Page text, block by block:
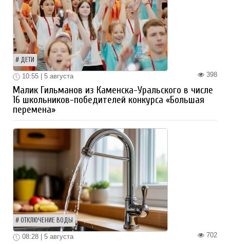
ДЕТИ
398
10:55 | 5 августа
Малик Гильманов из Каменска-Уральского в числе
16 школьников-победителей конкурса «Большая
перемена»
ОТКЛЮЧЕНИЕ ВОДЫ
702
08:28 | 5 августа